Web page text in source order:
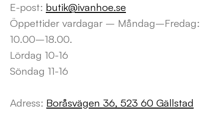
E-post: butik@ivanhoe.se
Öppettider vardagar – Måndag–Fredag:
10.00–18.00.
Lördag 10-16
Söndag 11-16
Adress: Boråsvägen 36, 523 60 Gällstad